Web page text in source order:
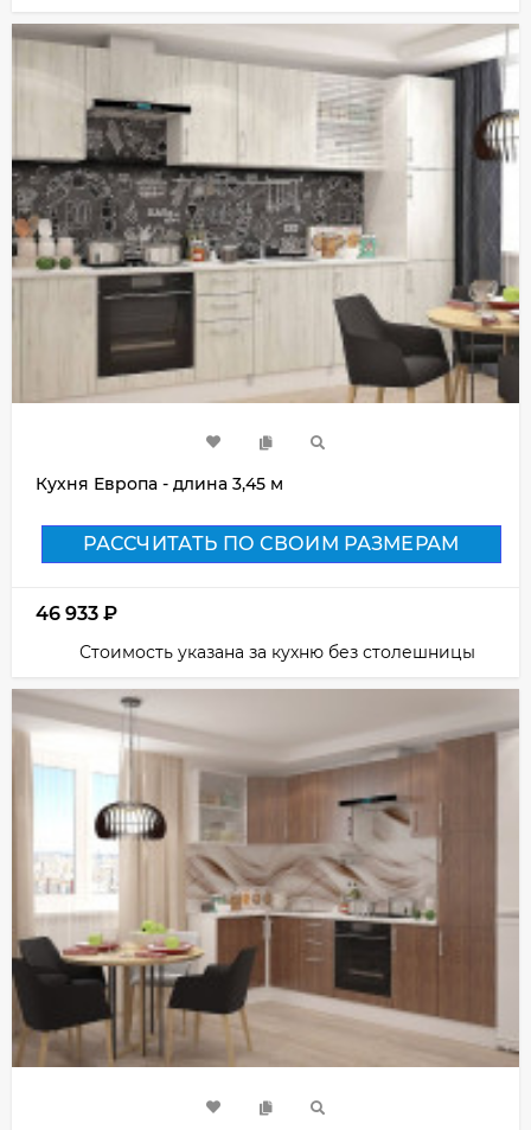
Кухня Европа - длина 3,45 м
РАССЧИТАТЬ ПО СВОИМ РАЗМЕРАМ
46 933 ₽
Стоимость указана за кухню без столешницы